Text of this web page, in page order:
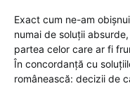
Exact cum ne-am
numai de soluții
partea celor care ar fi
În concordanță cu
românească: decizii de